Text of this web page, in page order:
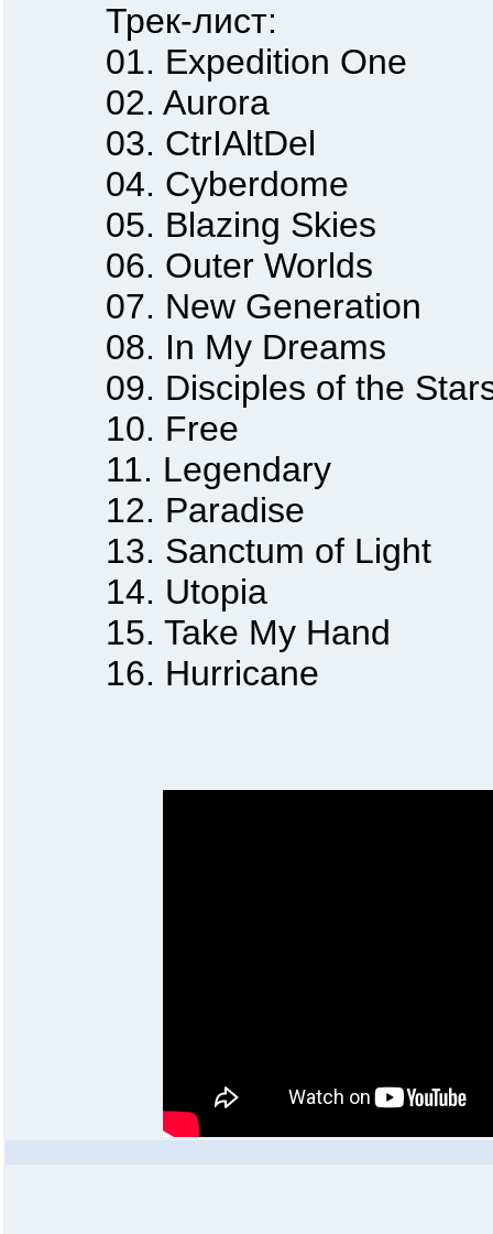
Трек-лист:
01. Expedition One
02. Aurora
03. CtrIAltDel
04. Cyberdome
05. Blazing Skies
06. Outer Worlds
07. New Generation
08. In My Dreams
09. Disciples of the
10. Free
11. Legendary
12. Paradise
13. Sanctum of Light
14. Utopia
15. Take My Hand
16. Hurricane